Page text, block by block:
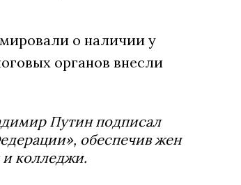
о наличии у
органов внесли
Путин подписал
обеспечив жен
и колледжи.